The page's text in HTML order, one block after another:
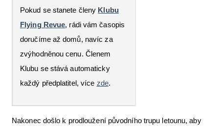
Pokud se stanete členy Klubu
Flying Revue, rádi vám časopis
doručíme až domů, navíc za
zvýhodněnou cenu. Členem
Klubu se stává automaticky
každý předplatitel, více zde.
Nakonec došlo k prodloužení původního trupu letounu, aby